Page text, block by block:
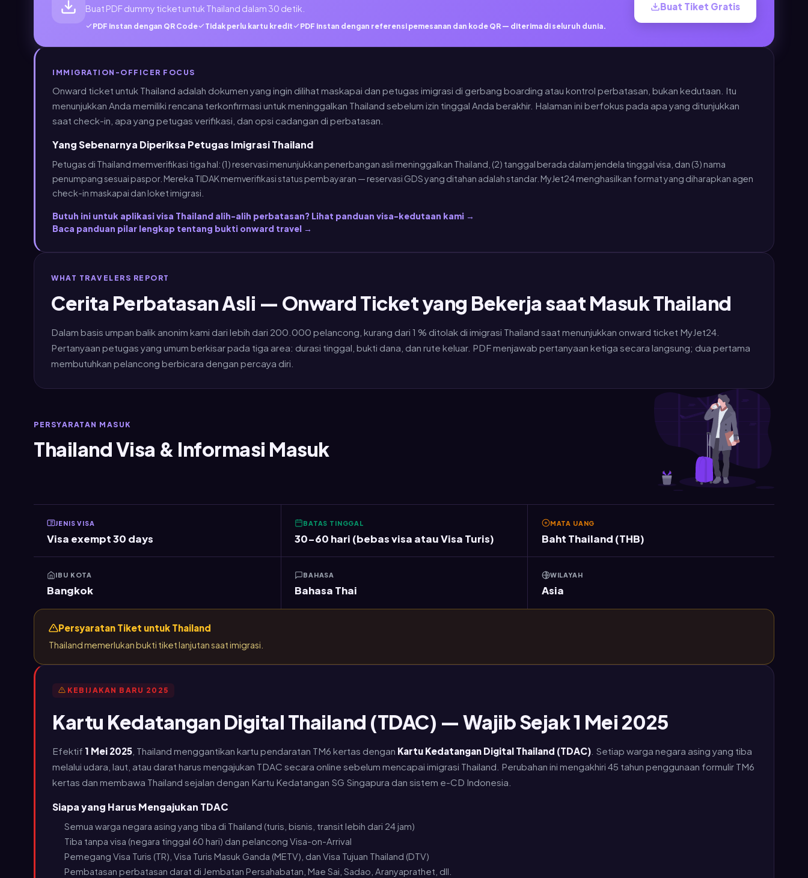
Buat PDF dummy ticket untuk Thailand dalam 30 detik.
PDF instan dengan QR Code Tidak perlu kartu kredit PDF instan dengan referensi pemesanan dan kode QR — diterima di seluruh dunia.
Buat Tiket Gratis
IMMIGRATION-OFFICER FOCUS
Onward ticket untuk Thailand adalah dokumen yang ingin dilihat maskapai dan petugas imigrasi di gerbang boarding atau kontrol perbatasan, bukan kedutaan. Itu
menunjukkan Anda memiliki rencana terkonfirmasi untuk meninggalkan Thailand sebelum izin tinggal Anda berakhir. Halaman ini berfokus pada apa yang ditunjukkan
saat check-in, apa yang petugas verifikasi, dan opsi cadangan di perbatasan.
Yang Sebenarnya Diperiksa Petugas Imigrasi Thailand
Petugas di Thailand memverifikasi tiga hal: (1) reservasi menunjukkan penerbangan asli meninggalkan Thailand, (2) tanggal berada dalam jendela tinggal visa, dan (3) nama
penumpang sesuai paspor. Mereka TIDAK memverifikasi status pembayaran — reservasi GDS yang ditahan adalah standar. MyJet24 menghasilkan format yang diharapkan agen
check-in maskapai dan loket imigrasi.
Butuh ini untuk aplikasi visa Thailand alih-alih perbatasan? Lihat panduan visa-kedutaan kami →
Baca panduan pilar lengkap tentang bukti onward travel →
WHAT TRAVELERS REPORT
Cerita Perbatasan Asli — Onward Ticket yang Bekerja saat Masuk Thailand
Dalam basis umpan balik anonim kami dari lebih dari 200.000 pelancong, kurang dari 1 % ditolak di imigrasi Thailand saat menunjukkan onward ticket MyJet24.
Pertanyaan petugas yang umum berkisar pada tiga area: durasi tinggal, bukti dana, dan rute keluar. PDF menjawab pertanyaan ketiga secara langsung; dua pertama
membutuhkan pelancong berbicara dengan percaya diri.
PERSYARATAN MASUK
Thailand Visa & Informasi Masuk
JENIS VISA
Visa exempt 30 days
BATAS TINGGAL
30-60 hari (bebas visa atau Visa Turis)
MATA UANG
Baht Thailand (THB)
IBU KOTA
Bangkok
BAHASA
Bahasa Thai
WILAYAH
Asia
Persyaratan Tiket untuk Thailand
Thailand memerlukan bukti tiket lanjutan saat imigrasi.
KEBIJAKAN BARU 2025
Kartu Kedatangan Digital Thailand (TDAC) — Wajib Sejak 1 Mei 2025
Efektif 1 Mei 2025 , Thailand menggantikan kartu pendaratan TM6 kertas dengan Kartu Kedatangan Digital Thailand (TDAC) . Setiap warga negara asing yang tiba
melalui udara, laut, atau darat harus mengajukan TDAC secara online sebelum mencapai imigrasi Thailand. Perubahan ini mengakhiri 45 tahun penggunaan formulir TM6
kertas dan membawa Thailand sejalan dengan Kartu Kedatangan SG Singapura dan sistem e-CD Indonesia.
Siapa yang Harus Mengajukan TDAC
Semua warga negara asing yang tiba di Thailand (turis, bisnis, transit lebih dari 24 jam)
Tiba tanpa visa (negara tinggal 60 hari) dan pelancong Visa-on-Arrival
Pemegang Visa Turis (TR), Visa Turis Masuk Ganda (METV), dan Visa Tujuan Thailand (DTV)
Pembatasan perbatasan darat di Jembatan Persahabatan, Mae Sai, Sadao, Aranyaprathet, dll.